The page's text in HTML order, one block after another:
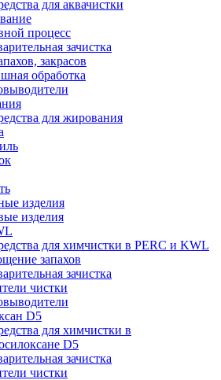
для аквачистки
процесс
зачистка
закрасов
обработка
для жирования
изделия
изделия
для химчистки в PERC и KWL
запахов
зачистка
чистки
D5
для химчистки в
D5
зачистка
чистки